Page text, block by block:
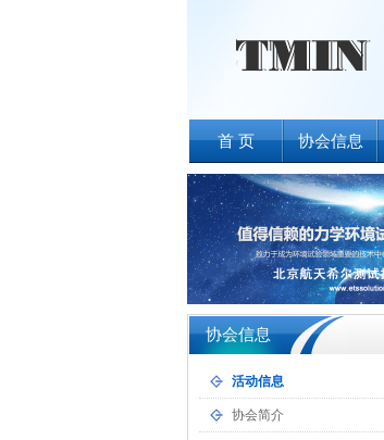
首 页 协会信息
协会信息
活动信息
协会简介